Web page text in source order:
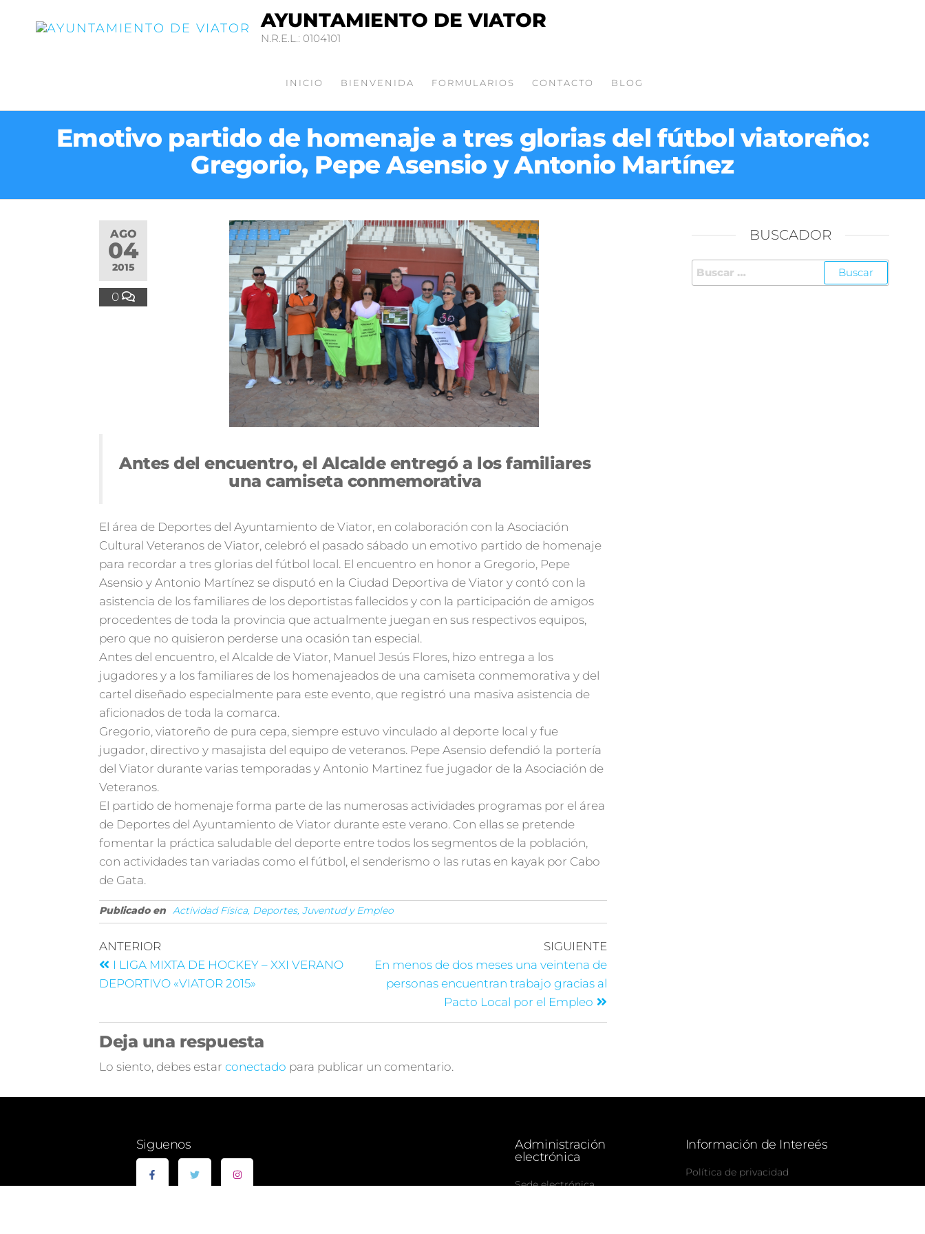
AYUNTAMIENTO DE VIATOR
N.R.E.L.: 0104101
INICIO BIENVENIDA FORMULARIOS CONTACTO BLOG
Emotivo partido de homenaje a tres glorias del fútbol viatoreño:
Gregorio, Pepe Asensio y Antonio Martínez
AGO
04
2015
0
Antes del encuentro, el Alcalde entregó a los familiares
una camiseta conmemorativa
El área de Deportes del Ayuntamiento de Viator, en colaboración con la Asociación
Cultural Veteranos de Viator, celebró el pasado sábado un emotivo partido de homenaje
para recordar a tres glorias del fútbol local. El encuentro en honor a Gregorio, Pepe
Asensio y Antonio Martínez se disputó en la Ciudad Deportiva de Viator y contó con la
asistencia de los familiares de los deportistas fallecidos y con la participación de amigos
procedentes de toda la provincia que actualmente juegan en sus respectivos equipos,
pero que no quisieron perderse una ocasión tan especial.
Antes del encuentro, el Alcalde de Viator, Manuel Jesús Flores, hizo entrega a los
jugadores y a los familiares de los homenajeados de una camiseta conmemorativa y del
cartel diseñado especialmente para este evento, que registró una masiva asistencia de
aficionados de toda la comarca.
Gregorio, viatoreño de pura cepa, siempre estuvo vinculado al deporte local y fue
jugador, directivo y masajista del equipo de veteranos. Pepe Asensio defendió la portería
del Viator durante varias temporadas y Antonio Martinez fue jugador de la Asociación de
Veteranos.
El partido de homenaje forma parte de las numerosas actividades programas por el área
de Deportes del Ayuntamiento de Viator durante este verano. Con ellas se pretende
fomentar la práctica saludable del deporte entre todos los segmentos de la población,
con actividades tan variadas como el fútbol, el senderismo o las rutas en kayak por Cabo
de Gata.
Publicado en Actividad Física, Deportes, Juventud y Empleo
ANTERIOR
I LIGA MIXTA DE HOCKEY – XXI VERANO
DEPORTIVO «VIATOR 2015»
SIGUIENTE
En menos de dos meses una veintena de
personas encuentran trabajo gracias al
Pacto Local por el Empleo
Deja una respuesta
Lo siento, debes estarconectado para publicar un comentario.
BUSCADOR
Siguenos
Administración
electrónica
Sede electrónica
Información de Intereés
Política de privacidad